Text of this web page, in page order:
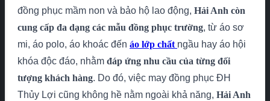
đồng phục mầm non và bảo hộ lao động, Hải Anh còn
cung cấp đa dạng các mẫu đồng phục trường, từ áo sơ
mi, áo polo, áo khoác đến áo lớp chất ngầu hay áo hội
khóa độc đáo, nhằm đáp ứng nhu cầu của từng đối
tượng khách hàng. Do đó, việc may đồng phục ĐH
Thủy Lợi cũng không hề nằm ngoài khả năng, Hải Anh